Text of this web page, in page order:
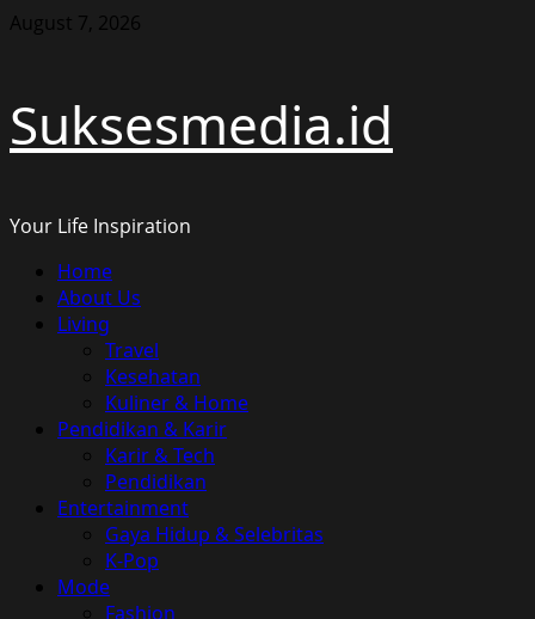
Skip
August 7, 2026
Suksesmedia.id
Your Life Inspiration
Primary
Menu
Home
About Us
Living
Travel
Kesehatan
Kuliner & Home
Pendidikan & Karir
Karir & Tech
Pendidikan
Entertainment
Gaya Hidup & Selebritas
K-Pop
Mode
Fashion